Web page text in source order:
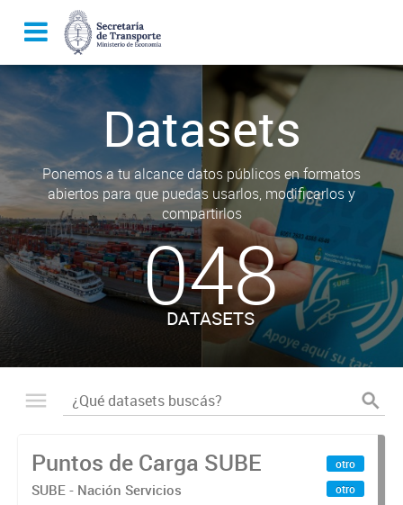
Datasets
Ponemos a tu alcance datos públicos en formatos
abiertos para que puedas usarlos, modificarlos y
compartirlos
048
DATASETS
Puntos de Carga SUBE
SUBE - Nación Servicios
otro
otro